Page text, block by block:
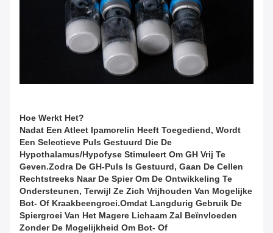
Hoe Werkt Het?
Nadat Een Atleet Ipamorelin Heeft Toegediend, Wordt
Een Selectieve Puls Gestuurd Die De
Hypothalamus/hypofyse Stimuleert Om GH Vrij Te
Geven.Zodra De GH-Puls Is Gestuurd, Gaan De Cellen
Rechtstreeks Naar De Spier Om De Ontwikkeling Te
Ondersteunen, Terwijl Ze Zich Vrijhouden Van Mogelijke
Bot- Of Kraakbeengroei.omdat Langdurig Gebruik De
Spiergroei Van Het Magere Lichaam Zal Beïnvloeden
Zonder De Mogelijkheid Om Bot- Of